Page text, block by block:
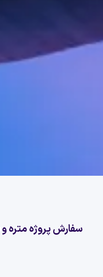
سفارش پروژه متره و